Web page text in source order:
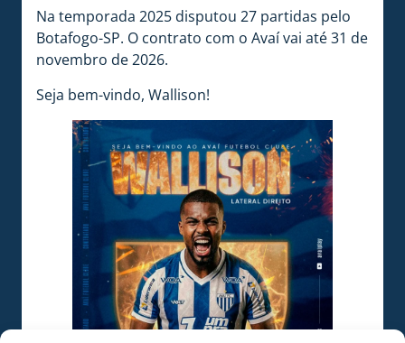
Na temporada 2025 disputou 27 partidas pelo
Botafogo-SP. O contrato com o Avaí vai até 31 de
novembro de 2026.
Seja bem-vindo, Wallison!